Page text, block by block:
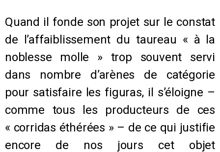
Quand il fonde son projet sur le constat
de l’affaiblissement du taureau « à la
noblesse molle » trop souvent servi
dans nombre d’arènes de catégorie
pour satisfaire les figuras, il s’éloigne –
comme tous les producteurs de ces
« corridas éthérées » – de ce qui justifie
encore de nos jours cet objet